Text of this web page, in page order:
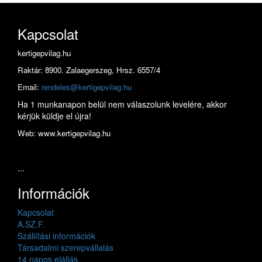
Kapcsolat
kertigepvilag.hu
Raktár: 8900. Zalaegerszeg, Hrsz. 6557/4
Email: rendeles@kertigepvilag.hu
Ha 1 munkanapon belül nem válaszolunk levelére, akkor
kérjük küldje el újra!
Web: www.kertigepvilag.hu
...
Információk
Kapcsolat
A.SZ.F.
Szállítási információk
Társadalmi szerepvállalás
14 napos elállás